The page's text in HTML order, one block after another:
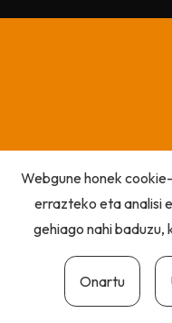
Webgune honek
errazteko eta analisi
gehiago nahi baduzu,
Onartu